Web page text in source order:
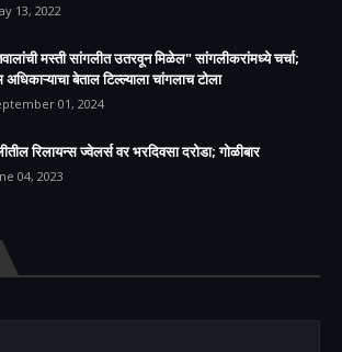
13, 2022
मस्ती सांगलीत उतरवून मिळेल" सांगलीकरांमध्ये चर्चा;
बेताल टिल्ल्याला चांगलाच टोला
01, 2024
रिलायन्स ज्वेलर्स वर भरदिवसा दरोडा; गोळीबार
04, 2023